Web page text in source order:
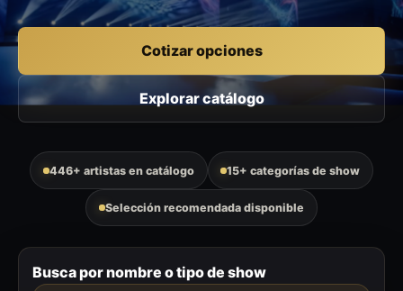
Cotizar opciones
Explorar catálogo
446+ artistas en catálogo 15+ categorías de show
Selección recomendada disponible
Busca por nombre o tipo de show